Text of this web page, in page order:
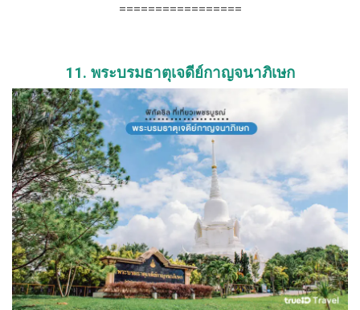
=================
11. พระบรมธาตุเจดีย์กาญจนาภิเษก